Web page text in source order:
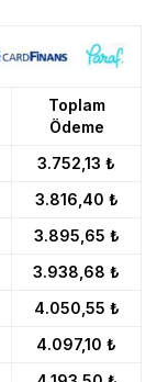
Toplam
Ödeme
3.752,13 ₺
3.816,40 ₺
3.895,65 ₺
3.938,68 ₺
4.050,55 ₺
4.097,10 ₺